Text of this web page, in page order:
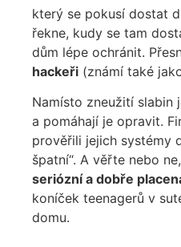
který se pokusí dostat
řekne, kudy se tam
dům lépe ochránit.
hackeři (známí také
Namísto zneužití slabin
a pomáhají je opravit.
prověřili jejich systémy
špatní“. A věřte nebo ne,
seriózní a dobře
koníček teenagerů v
domu.